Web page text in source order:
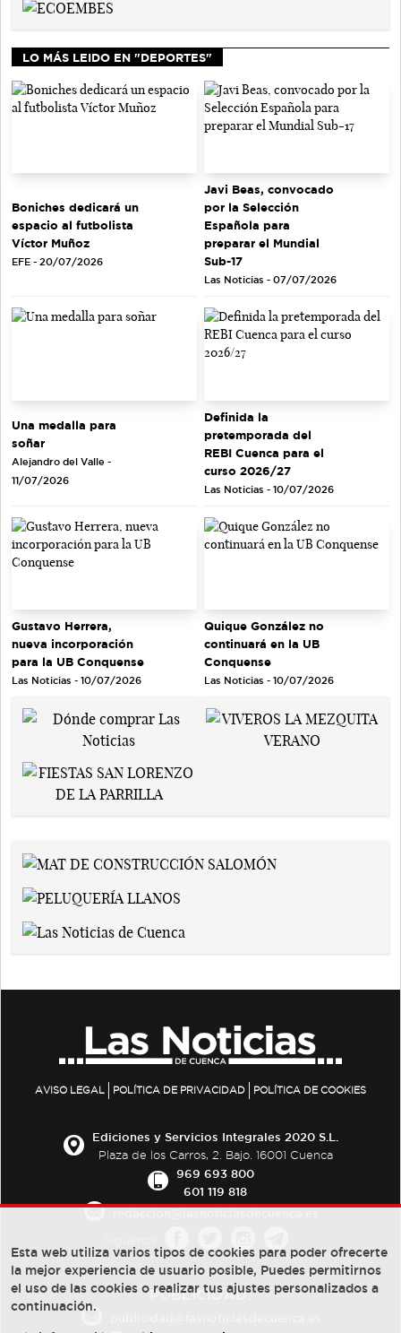
LO MÁS LEIDO EN "DEPORTES"
Boniches dedicará un
espacio al futbolista
Víctor Muñoz
EFE - 20/07/2026
Javi Beas, convocado
por la Selección
Española para
preparar el Mundial
Sub-17
Las Noticias - 07/07/2026
Una medalla para
soñar
Alejandro del Valle -
11/07/2026
Definida la
pretemporada del
REBI Cuenca para el
curso 2026/27
Las Noticias - 10/07/2026
Gustavo Herrera,
nueva incorporación
para la UB Conquense
Las Noticias - 10/07/2026
Quique González no
continuará en la UB
Conquense
Las Noticias - 10/07/2026
AVISO LEGAL POLÍTICA DE PRIVACIDAD POLÍTICA DE COOKIES
Ediciones y Servicios Integrales 2020 S.L.
Plaza de los Carros, 2. Bajo. 16001 Cuenca
969 693 800
601 119 818
PUBLICIDAD:
Esta web utiliza varios tipos de cookies para poder ofrecerte
la mejor experiencia de usuario posible, Puedes permitirnos
el uso de las cookies o realizar tus ajustes personalizados a
continuación.